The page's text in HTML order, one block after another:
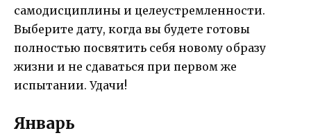
самодисциплины и целеустремленности.
Выберите дату, когда вы будете готовы
полностью посвятить себя новому образу
жизни и не сдаваться при первом же
испытании. Удачи!
Январь